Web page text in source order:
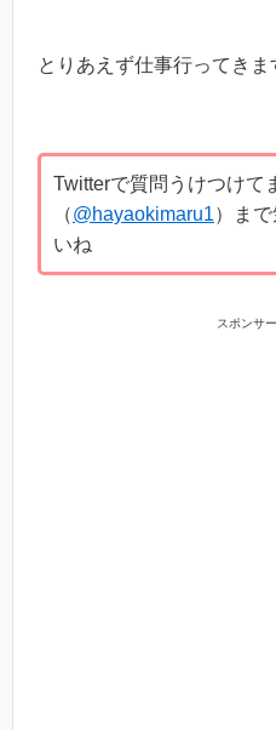
とりあえず仕事行ってきま
Twitterで質問うけつけて
（@hayaokimaru1）ま
いね
スポンサ